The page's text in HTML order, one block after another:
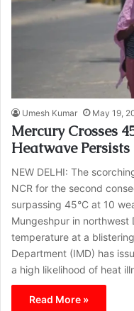
Umesh Kumar May 19,
Mercury Crosses
Heatwave Persists
NEW DELHI: The
NCR for the second
surpassing 45°C at 10
Mungeshpur in
temperature at a
Department (IMD) has
a high likelihood of heat
Read More »